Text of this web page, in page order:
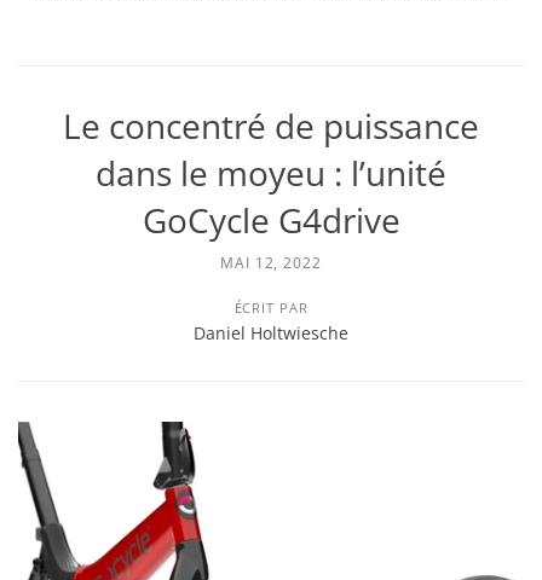
Le concentré de puissance
dans le moyeu : l’unité
GoCycle G4drive
MAI 12, 2022
ÉCRIT PAR
Daniel Holtwiesche